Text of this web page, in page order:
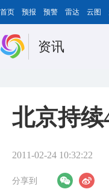
首页 预报 预警 雷达 云图
资讯
北京持
2011-02-24 10:32:22
分享到